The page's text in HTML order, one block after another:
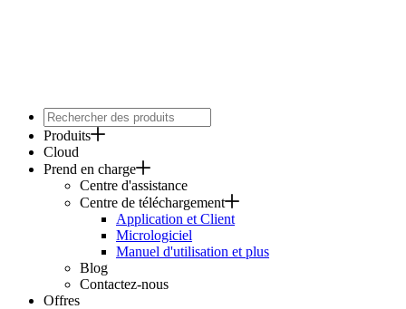
Produits
Cloud
Prend en charge
Centre d'assistance
Centre de téléchargement
Application et Client
Micrologiciel
Manuel d'utilisation et plus
Blog
Contactez-nous
Offres